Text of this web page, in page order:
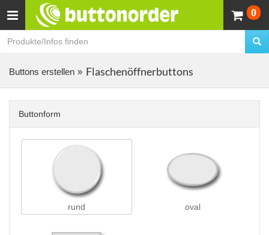
0
Buttons erstellen Flaschenöffnerbuttons
Buttonform
rund oval